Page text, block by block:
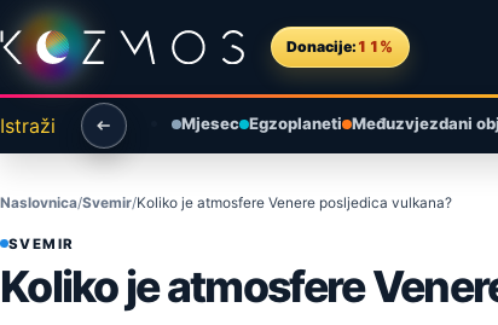
Preskoči na sadržaj
Donacije: 11%
Istraži Mjesec Egzoplaneti Međuzvjezdani
Naslovnica Svemir Koliko je atmosfere Venere posljedica vulkana?
SVEMIR
Koliko je atmosfere